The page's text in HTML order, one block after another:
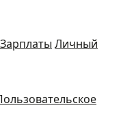
Зарплаты Личный